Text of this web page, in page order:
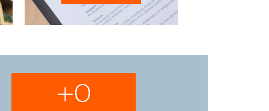
+0